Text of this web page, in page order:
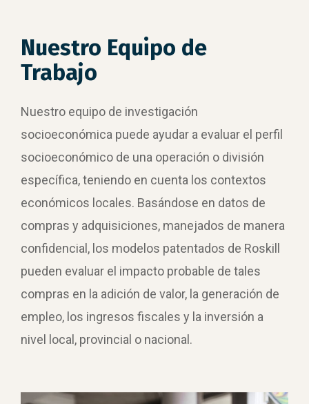
Nuestro Equipo de
Trabajo
Nuestro equipo de investigación
socioeconómica puede ayudar a evaluar el perfil
socioeconómico de una operación o división
específica, teniendo en cuenta los contextos
económicos locales. Basándose en datos de
compras y adquisiciones, manejados de manera
confidencial, los modelos patentados de Roskill
pueden evaluar el impacto probable de tales
compras en la adición de valor, la generación de
empleo, los ingresos fiscales y la inversión a
nivel local, provincial o nacional.